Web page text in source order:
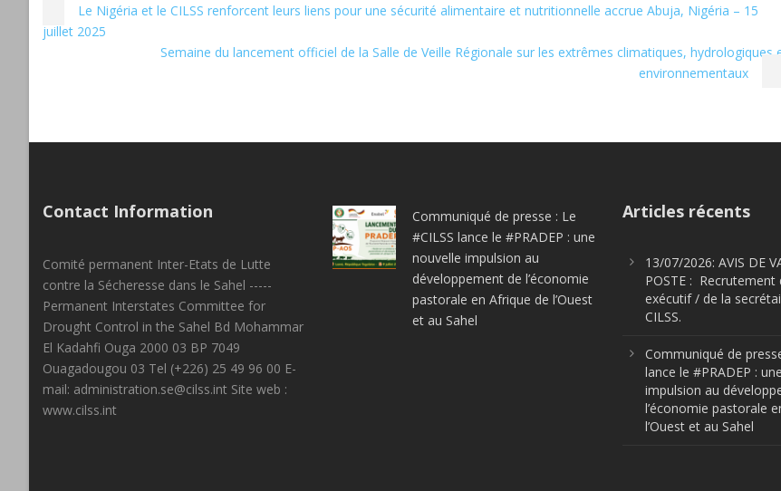
Le Nigéria et le CILSS renforcent leurs liens pour une sécurité alimentaire et nutritionnelle accrue Abuja, Nigéria – 15
juillet 2025
Semaine du lancement officiel de la Salle de Veille Régionale sur les extrêmes climatiques, hydrologiques
environnementaux
Contact Information
Comité permanent Inter-Etats de Lutte
contre la Sécheresse dans le Sahel -----
Permanent Interstates Committee for
Drought Control in the Sahel Bd Mohammar
El Kadahfi Ouga 2000 03 BP 7049
Ouagadougou 03 Tel (+226) 25 49 96 00 E-
mail: administration.se@cilss.int Site web :
www.cilss.int
Communiqué de presse : Le
#CILSS lance le #PRADEP : une
nouvelle impulsion au
développement de l’économie
pastorale en Afrique de l’Ouest
et au Sahel
Articles récents
13/07/2026: AVIS DE
POSTE : Recrutement
exécutif / de la
CILSS.
Communiqué de
lance le #PRADEP :
impulsion au
l’économie pastorale
l’Ouest et au Sahel